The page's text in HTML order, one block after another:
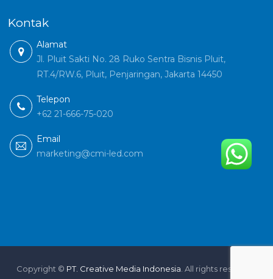
Kontak
Alamat
Jl. Pluit Sakti No. 28 Ruko Sentra Bisnis Pluit,
RT.4/RW.6, Pluit, Penjaringan, Jakarta 14450
Telepon
+62 21-666-75-020
Email
marketing@cmi-led.com
Copyright © PT. Creative Media Indonesia . All rights reserved.